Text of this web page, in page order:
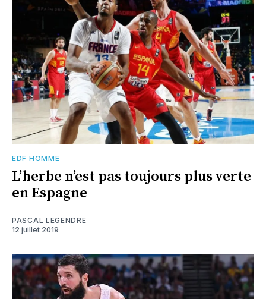
EDF HOMME
L’herbe n’est pas toujours plus verte
en Espagne
PASCAL LEGENDRE
12 juillet 2019